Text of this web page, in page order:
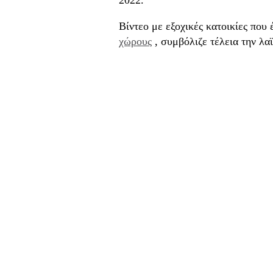
Βίντεο με εξοχικές κατοικίες
χώρους , συμβόλιζε τέλεια την